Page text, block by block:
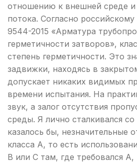
отношению к внешней среде и
потока. Согласно
9544-2015 «Арматура
герметичности затворов»,
степень герметичности. Это
задвижки, находясь в
допускает никаких видимых
времени испытания. На
звук, а залог отсутствия
среды. Я лично сталкивался со
казалось бы, незначительные
класса А, то есть
B или C там, где требовался